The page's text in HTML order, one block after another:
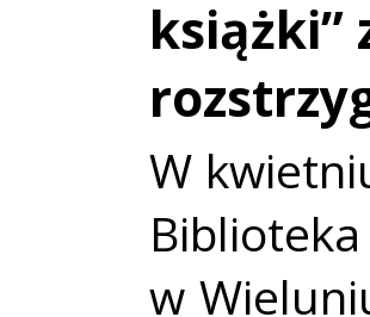
książki”
W
w